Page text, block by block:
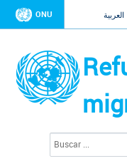
ONU العربية
s